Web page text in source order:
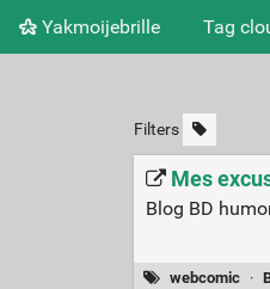
Yakmoijebrille Tag
Filters
Mes
Blog BD
webcomic ·